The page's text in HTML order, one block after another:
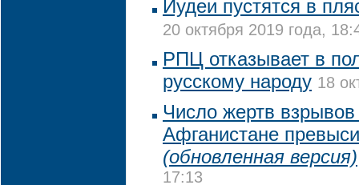
Иудеи пустятся в
20 октября 2019 года,
РПЦ отказывает в
русскому народу 18
Число жертв
Афганистане
(обновленная версия)
17:13